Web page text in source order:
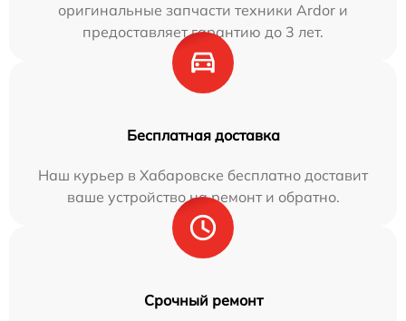
оригинальные запчасти техники Ardor и
предоставляет гарантию до 3 лет.
Бесплатная доставка
Наш курьер в Хабаровске бесплатно доставит
ваше устройство на ремонт и обратно.
Срочный ремонт